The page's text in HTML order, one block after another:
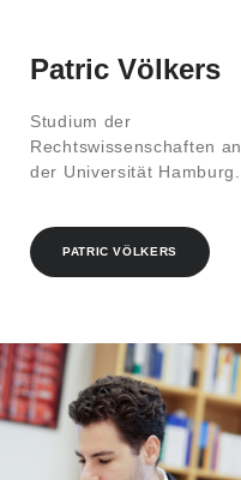
Patric Völkers
Studium der
Rechtswissenschaften an
der Universität Hamburg.
PATRIC VÖLKERS